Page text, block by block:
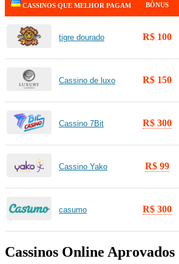
CASSINOS QUE MELHOR PAGAM BÔNUS
tigre dourado R$ 100
Cassino de luxo R$ 150
Cassino 7Bit R$ 300
Cassino Yako R$ 99
casumo R$ 300
Cassinos Online Aprovados